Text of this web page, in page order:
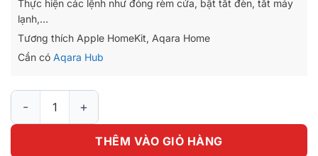
Thực hiện các lệnh như đóng rèm cửa, bật tắt đèn, tắt máy
lạnh,…
Tương thích Apple HomeKit, Aqara Home
Cần có Aqara Hub
Thiết bị điều khiển ngữ cảnh thông minh Aqara Cube T1 Pro
THÊM VÀO GIỎ HÀNG